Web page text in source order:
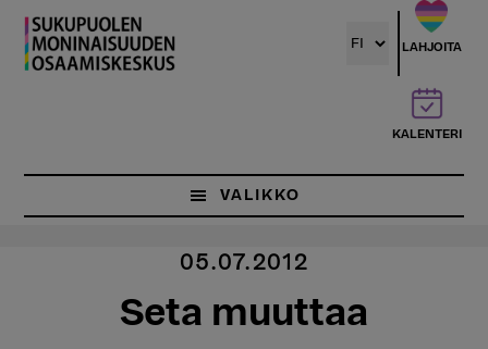
Hyppää
pääsisältöön
LAHJOITA
KALENTERI
VALIKKO
05.07.2012
Seta muuttaa